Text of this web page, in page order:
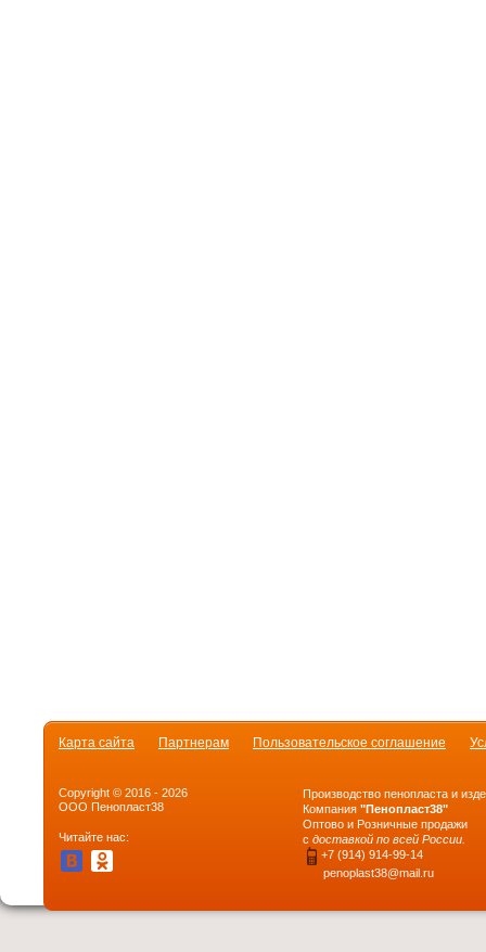
Карта сайта Партнерам Пользовательское соглашение
Copyright © 2016 - 2026
ООО Пенопласт38
Читайте нас:
Производство пенопласта и
Компания "Пенопласт38"
Оптово и Розничные продажи
с доставкой по всей России.
+7 (914) 914-99-14
penoplast38@mail.ru